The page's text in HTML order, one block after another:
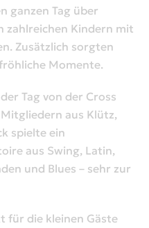
ganzen Tag über
zahlreichen Kindern mit
Zusätzlich sorgten
Momente.
Tag von der Cross
aus Klütz,
spielte ein
aus Swing, Latin,
und Blues – sehr zur
für die kleinen Gäste